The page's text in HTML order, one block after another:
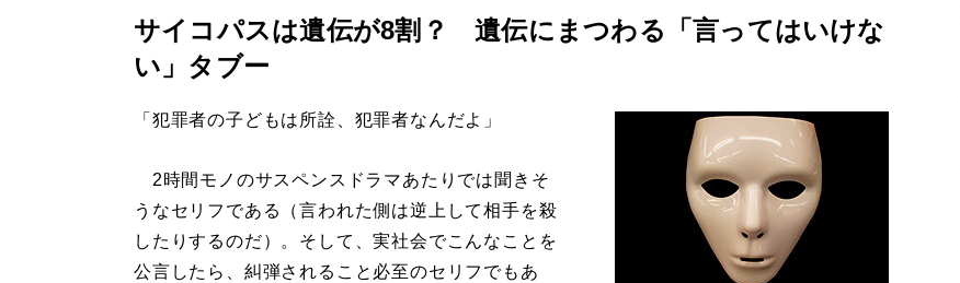
サイコパスは遺伝が8割？ 遺伝にまつわる「言ってはいけな
い」タブー
「犯罪者の子どもは所詮、犯罪者なんだよ」
2時間モノのサスペンスドラマあたりでは聞きそ
うなセリフである（言われた側は逆上して相手を殺
したりするのだ）。そして、実社会でこんなことを
公言したら、糾弾されること必至のセリフでもあ